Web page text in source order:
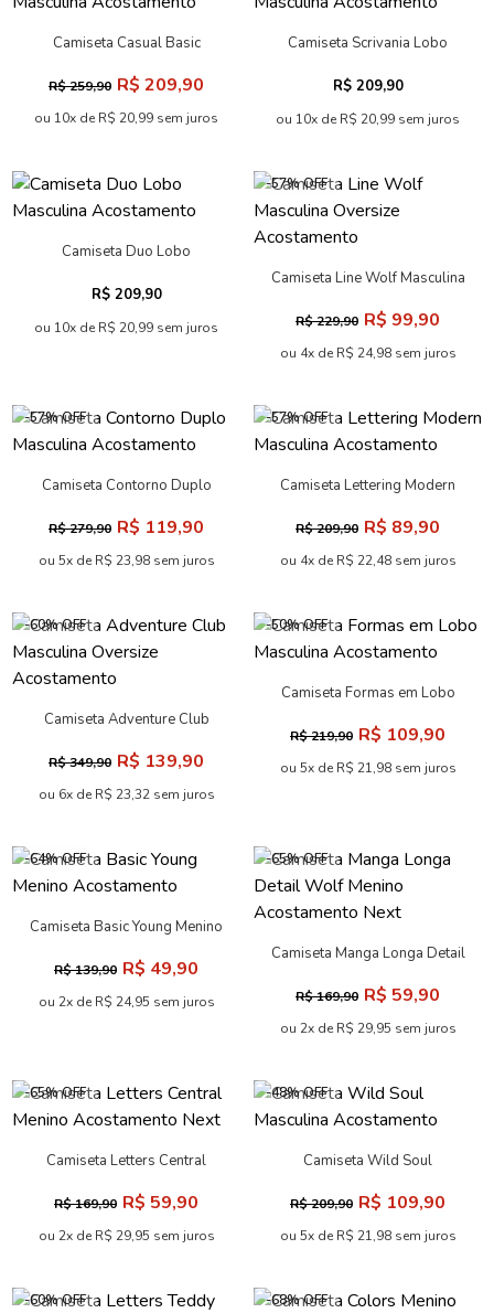
Camiseta Casual Basic
R$ 259,90 R$ 209,90
ou 10x de R$ 20,99 sem juros
Camiseta Scrivania Lobo
R$ 209,90
ou 10x de R$ 20,99 sem juros
Camiseta Duo Lobo
R$ 209,90
ou 10x de R$ 20,99 sem juros
-57% OFF
Camiseta Line Wolf Masculina
R$ 229,90 R$ 99,90
ou 4x de R$ 24,98 sem juros
-57% OFF
Camiseta Contorno Duplo
R$ 279,90 R$ 119,90
ou 5x de R$ 23,98 sem juros
-57% OFF
Camiseta Lettering Modern
R$ 209,90 R$ 89,90
ou 4x de R$ 22,48 sem juros
-60% OFF
Camiseta Adventure Club
Acostamento
R$ 349,90 R$ 139,90
ou 6x de R$ 23,32 sem juros
-50% OFF
Camiseta Formas em Lobo
R$ 219,90 R$ 109,90
ou 5x de R$ 21,98 sem juros
-64% OFF
Camiseta Basic Young Menino
R$ 139,90 R$ 49,90
ou 2x de R$ 24,95 sem juros
-65% OFF
Camiseta Manga Longa Detail
Next
R$ 169,90 R$ 59,90
ou 2x de R$ 29,95 sem juros
-65% OFF
Camiseta Letters Central
R$ 169,90 R$ 59,90
ou 2x de R$ 29,95 sem juros
-48% OFF
Camiseta Wild Soul
R$ 209,90 R$ 109,90
ou 5x de R$ 21,98 sem juros
-60% OFF -68% OFF